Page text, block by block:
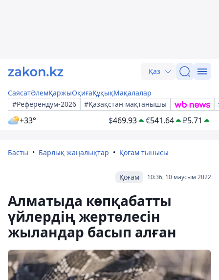
Қаз
СаясатӘлемҚаржыОқиғаҚұқықМақалалар
#Референдум-2026
#Қазақстан мақтанышы
+33° $469.93 €541.64 ₽5.71
Басты Барлық жаңалықтар Қоғам тынысы
10:36, 10 маусым 2022
Қоғам
Алматыда көпқабатты
үйлердің жертөлесін
жыландар басып алған